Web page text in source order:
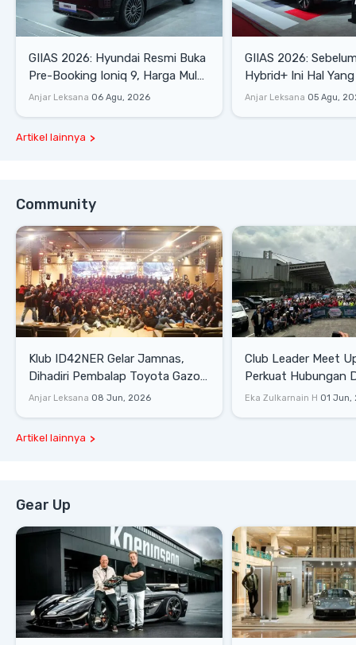
GIIAS 2026: Hyundai Resmi Buka
Pre-Booking Ioniq 9, Harga Mulai
Rp1,49 Miliar
Anjar Leksana 06 Agu, 2026
GIIAS 2026:
Hybrid+ Ini Hal
Diketahui
Anjar Leksana 05 Agu,
Artikel lainnya
Community
Klub ID42NER Gelar Jamnas,
Dihadiri Pembalap Toyota Gazoo
Racing
Anjar Leksana 08 Jun, 2026
Club Leader Meet
Perkuat Hubungan
Dengan Komunitas
Eka Zulkarnain H 01 Jun,
Artikel lainnya
Gear Up